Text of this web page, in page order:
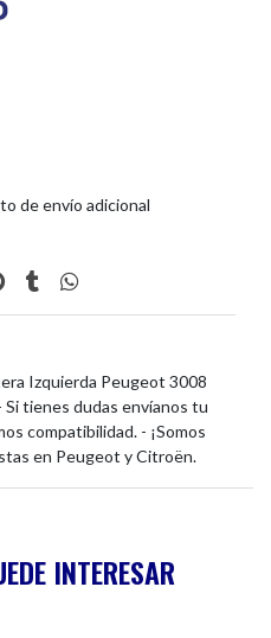
de envío adicional
Izquierda Peugeot 3008
tienes dudas envíanos tu
compatibilidad. - ¡Somos
en Peugeot y Citroën.
INTERESAR